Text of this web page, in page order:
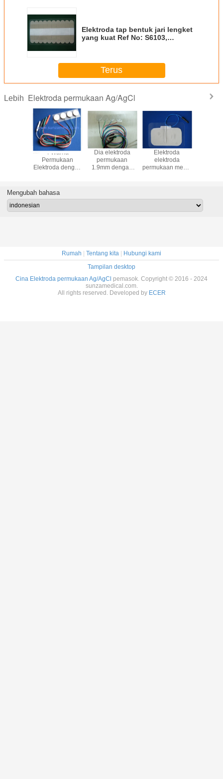
Elektroda tap bentuk jari lengket
yang kuat Ref No: S6103,
Terus
Lebih Elektroda permukaan Ag/AgCl
4 Warna
Permukaan
Elektroda dengan
Dukungan Busa
Yang Dapat
Dilepas Memakai
Sensor Elektroda
Dia elektroda
permukaan
1.9mm dengan
Elektroda sensor
dilepas 019-
Elektroda
elektroda
permukaan medis
Mengubah bahasa
Rumah | Tentang kita | Hubungi kami
Tampilan desktop
Cina Elektroda permukaan Ag/AgCl pemasok. Copyright © 2016 - 2024
sunzamedical.com.
All rights reserved. Developed by ECER